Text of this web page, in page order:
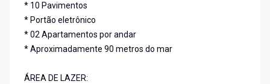
* 10 Pavimentos
* Portão eletrônico
* 02 Apartamentos por andar
* Aproximadamente 90 metros do mar
ÁREA DE LAZER: